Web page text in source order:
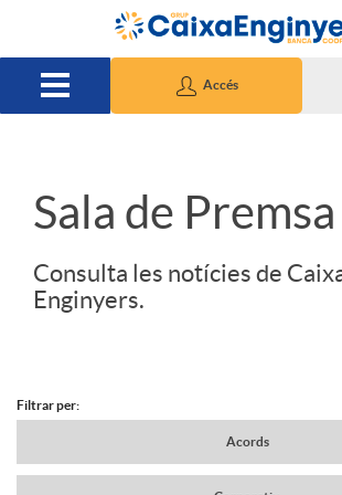
Salta al contingut principal
Accés
S
d
Sala de Premsa
Consulta les notícies de
Enginyers.
N
Filtrar per:
Acords